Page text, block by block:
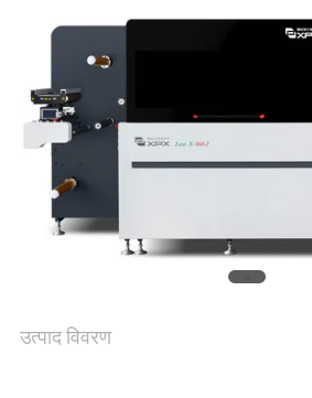
हमसे
संपर्क
समाचार
उत्पाद विवरण